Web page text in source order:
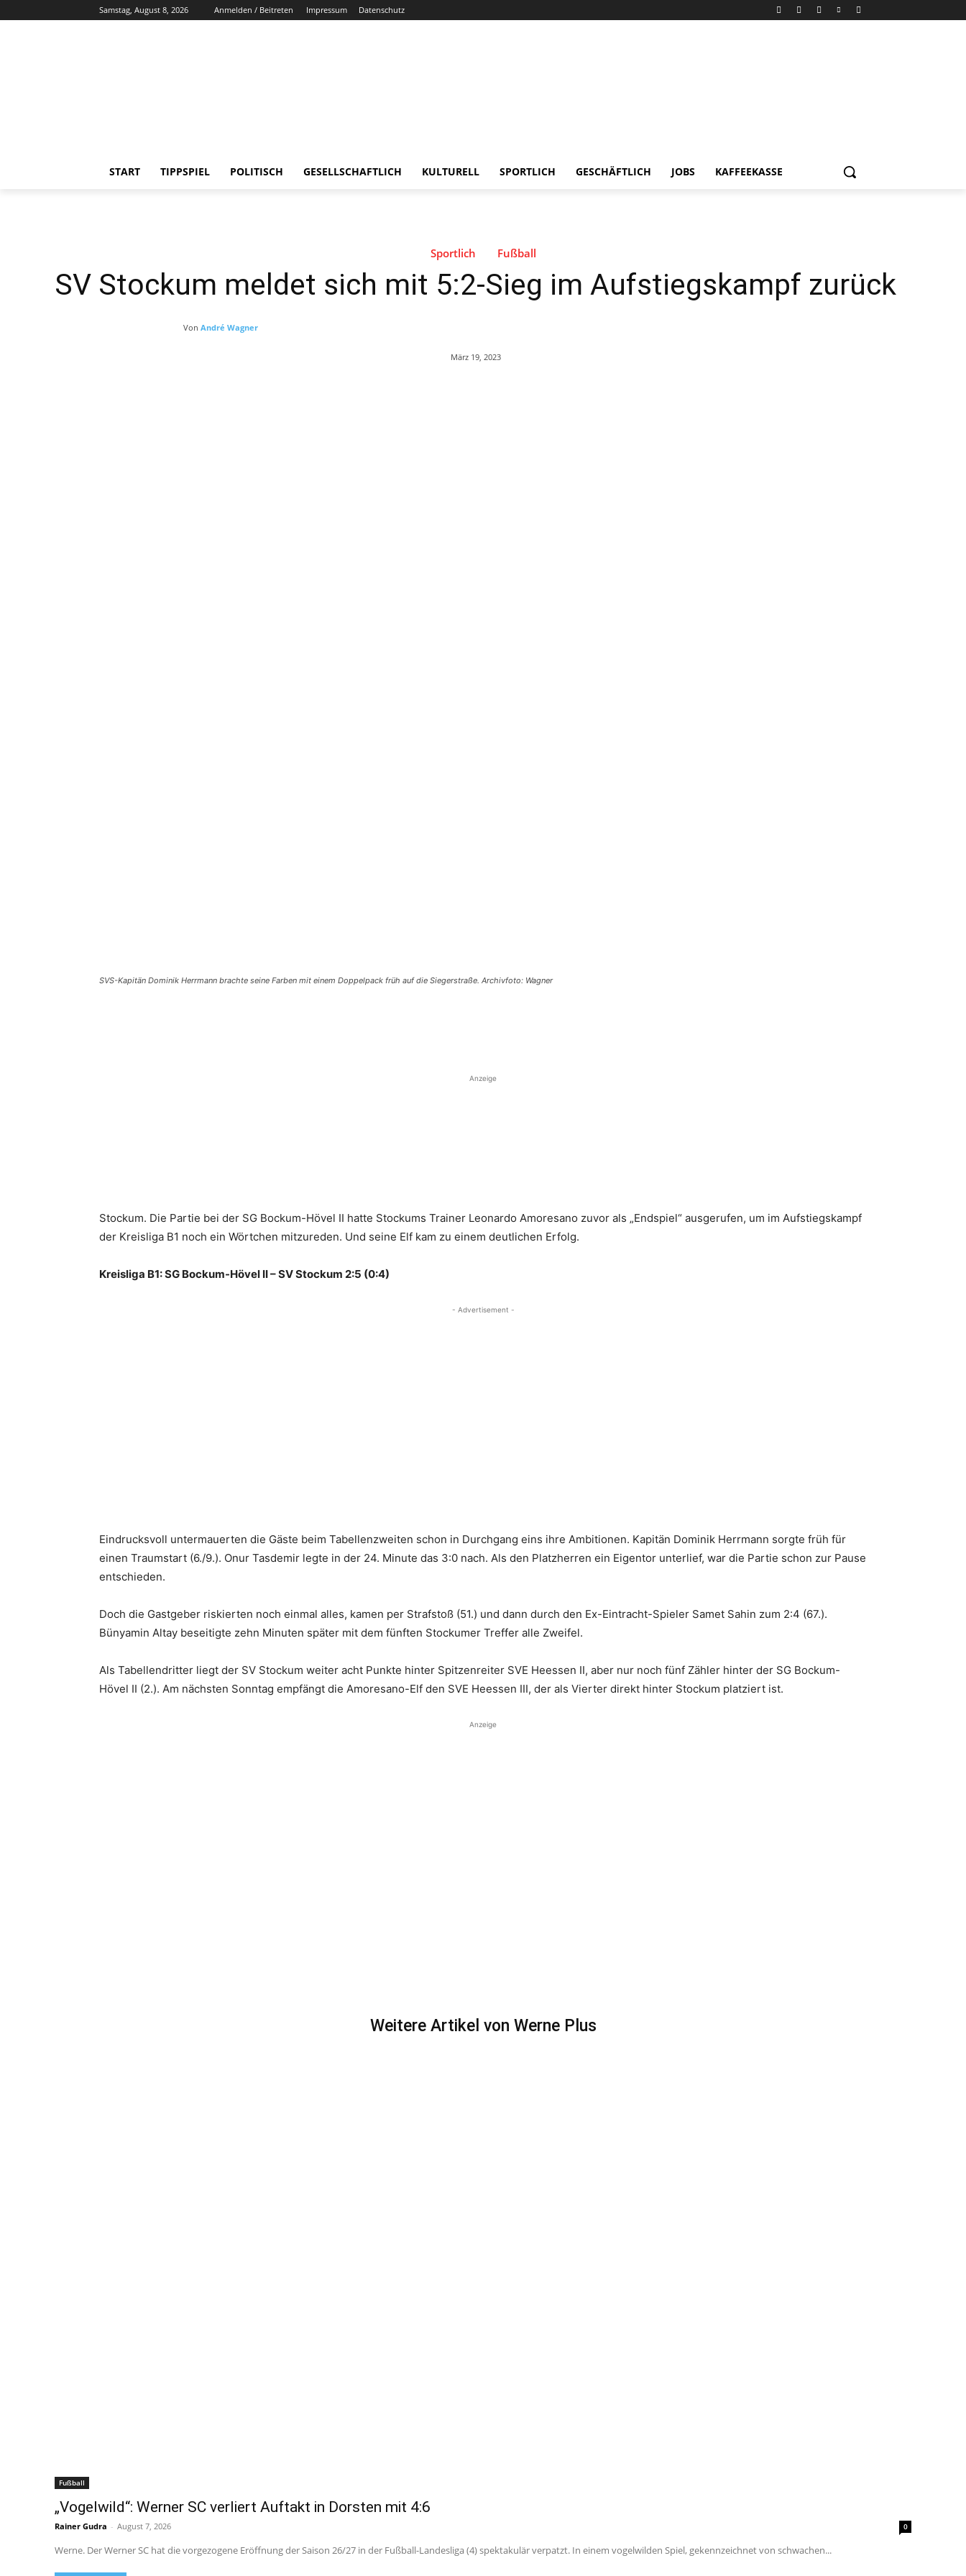
Samstag, August 8, 2026 Anmelden / Beitreten Impressum Datenschutz
START TIPPSPIEL POLITISCH GESELLSCHAFTLICH KULTURELL SPORTLICH GESCHÄFTLICH JOBS KAFFEEKASSE
Sportlich Fußball
SV Stockum meldet sich mit 5:2-Sieg im Aufstiegskampf zurück
Von André Wagner
März 19, 2023
SVS-Kapitän Dominik Herrmann brachte seine Farben mit einem Doppelpack früh auf die Siegerstraße. Archivfoto: Wagner
Anzeige
Stockum. Die Partie bei der SG Bockum-Hövel II hatte Stockums Trainer Leonardo Amoresano zuvor als „Endspiel“ ausgerufen, um im Aufstiegskampf
der Kreisliga B1 noch ein Wörtchen mitzureden. Und seine Elf kam zu einem deutlichen Erfolg.
Kreisliga B1: SG Bockum-Hövel II – SV Stockum 2:5 (0:4)
- Advertisement -
Eindrucksvoll untermauerten die Gäste beim Tabellenzweiten schon in Durchgang eins ihre Ambitionen. Kapitän Dominik Herrmann sorgte früh für
einen Traumstart (6./9.). Onur Tasdemir legte in der 24. Minute das 3:0 nach. Als den Platzherren ein Eigentor unterlief, war die Partie schon zur Pause
entschieden.
Doch die Gastgeber riskierten noch einmal alles, kamen per Strafstoß (51.) und dann durch den Ex-Eintracht-Spieler Samet Sahin zum 2:4 (67.).
Bünyamin Altay beseitigte zehn Minuten später mit dem fünften Stockumer Treffer alle Zweifel.
Als Tabellendritter liegt der SV Stockum weiter acht Punkte hinter Spitzenreiter SVE Heessen II, aber nur noch fünf Zähler hinter der SG Bockum-
Hövel II (2.). Am nächsten Sonntag empfängt die Amoresano-Elf den SVE Heessen III, der als Vierter direkt hinter Stockum platziert ist.
Anzeige
Weitere Artikel von Werne Plus
Fußball
„Vogelwild“: Werner SC verliert Auftakt in Dorsten mit 4:6
Rainer Gudra - August 7, 2026 0
Werne. Der Werner SC hat die vorgezogene Eröffnung der Saison 26/27 in der Fußball-Landesliga (4) spektakulär verpatzt. In einem vogelwilden Spiel, gekennzeichnet von schwachen...